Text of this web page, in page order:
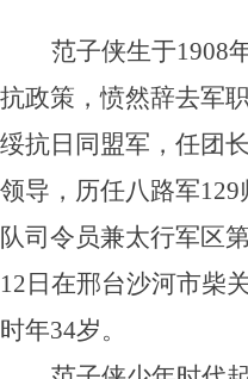
范子侠生于1908
抗政策，愤然辞去军
绥抗日同盟军，任团
领导，历任八路军
队司令员兼太行军区
12日在邢台沙河市柴
时年34岁。